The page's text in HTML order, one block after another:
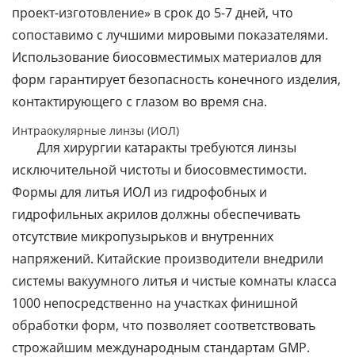
проект-изготовление» в срок до 5-7 дней, что
сопоставимо с лучшими мировыми показателями.
Использование биосовместимых материалов для
форм гарантирует безопасность конечного изделия,
контактирующего с глазом во время сна.
Интраокулярные линзы (ИОЛ)
Для хирургии катаракты требуются линзы
исключительной чистоты и биосовместимости.
Формы для литья ИОЛ из гидрофобных и
гидрофильных акрилов должны обеспечивать
отсутствие микропузырьков и внутренних
напряжений. Китайские производители внедрили
системы вакуумного литья и чистые комнаты класса
1000 непосредственно на участках финишной
обработки форм, что позволяет соответствовать
строжайшим международным стандартам GMP.